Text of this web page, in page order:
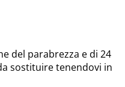
del parabrezza e di 24
sostituire tenendovi in